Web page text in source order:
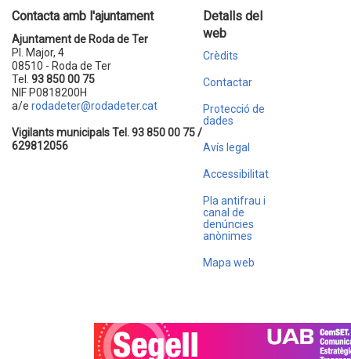
Contacta amb l'ajuntament
Ajuntament de Roda de Ter
Pl. Major, 4
08510 - Roda de Ter
Tel. 93 850 00 75
NIF P0818200H
a/e rodadeter@rodadeter.cat
Vigilants municipals Tel. 93 850 00 75 /
629812056
Detalls del
web
Crèdits
Contactar
Protecció de
dades
Avís legal
Accessibilitat
Pla antifrau i
canal de
denúncies
anònimes
Mapa web